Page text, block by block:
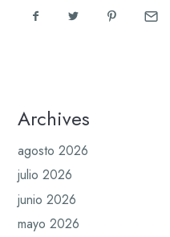
Archives
agosto 2026
julio 2026
junio 2026
mayo 2026